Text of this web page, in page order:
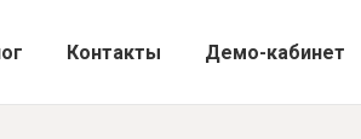
Контакты Демо-кабинет